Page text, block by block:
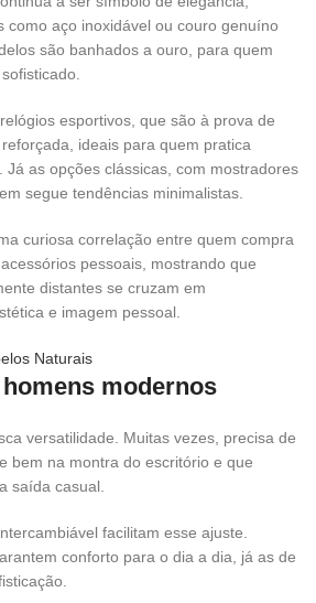
como aço inoxidável ou couro genuíno
são banhados a ouro, para quem
esportivos, que são à prova de
ideais para quem pratica
Já as opções clássicas, com mostradores
segue tendências minimalistas.
curiosa correlação entre quem compra
pessoais, mostrando que
distantes se cruzam em
e imagem pessoal.
Naturais
modernos
versatilidade. Muitas vezes, precisa de
bem na montra do escritório e que
saída casual.
facilitam esse ajuste.
conforto para o dia a dia, já as de